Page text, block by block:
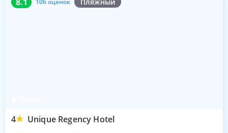
106 оценок Пляжный
4 Unique Regency Hotel